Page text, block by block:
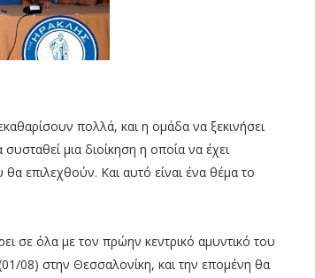
πολλά, και η ομάδα να ξεκινήσει
μια διοίκηση η οποία να έχει
επιλεχθούν. Και αυτό είναι ένα θέμα το
σε όλα με τον πρώην κεντρικό αμυντικό του
08) στην Θεσσαλονίκη, και την επομένη θα